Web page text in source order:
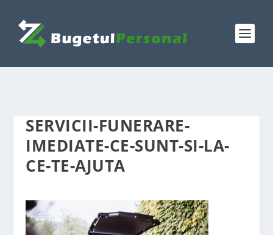
SERVICII-FUNERARE-
IMEDIATE-CE-SUNT-SI-LA-
CE-TE-AJUTA